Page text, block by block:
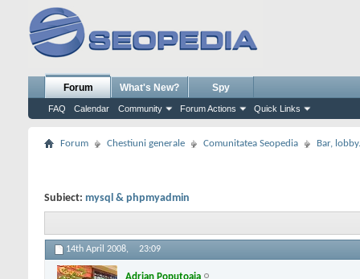
Forum
FAQ Calendar Community Forum Actions Quick Links
What's New? Spy
Forum Chestiuni generale Comunitatea Seopedia Bar,
Subiect: mysql & phpmyadmin
14th April 2008, 23:09
Adrian Poputoaia